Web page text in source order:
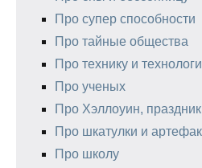
Про супер способности
Про тайные общества
Про технику и
Про ученых
Про Хэллоуин,
Про шкатулки и
Про школу